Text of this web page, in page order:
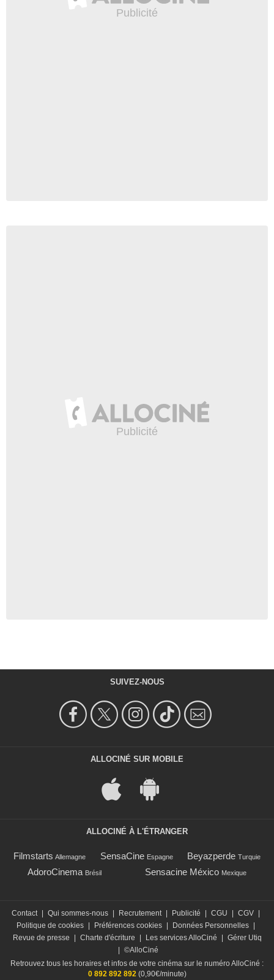
SUIVEZ-NOUS
ALLOCINÉ SUR MOBILE
ALLOCINÉ À L'ÉTRANGER
Filmstarts Allemagne SensaCine Espagne Beyazperde Turquie
AdoroCinema Brésil Sensacine México Mexique
Contact Qui sommes-nous Recrutement Publicité CGU CGV
Politique de cookies
Préférences cookies Données Personnelles
Revue de presse
Charte d'écriture Les services AlloCiné
Gérer Utiq
©AlloCiné
Retrouvez tous les horaires et infos de votre cinéma sur le numéro AlloCiné :
0 892 892 892(0,90€/minute)